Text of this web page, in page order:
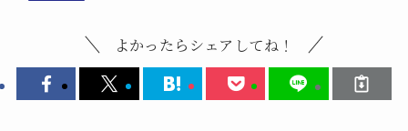
よかったらシェアしてね！